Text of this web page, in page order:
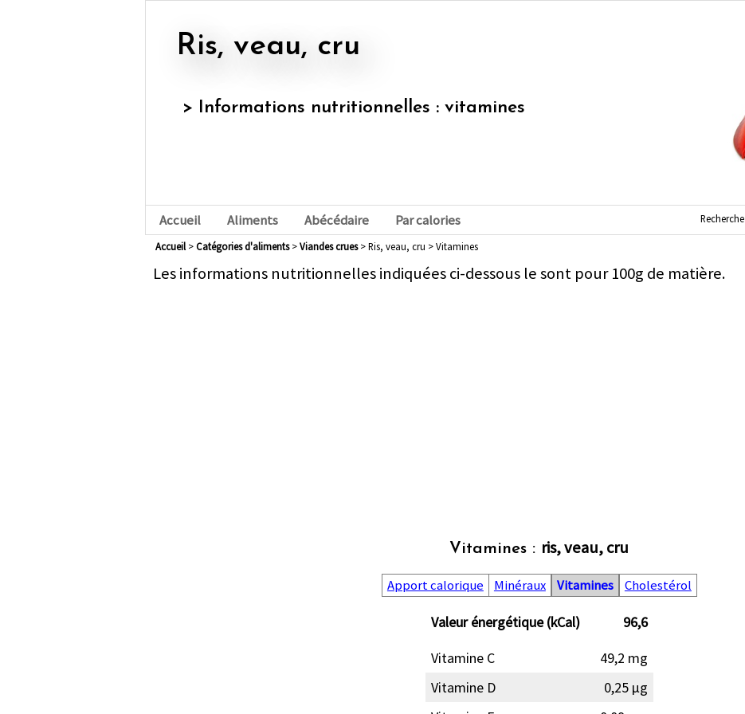
Ris, veau, cru
> Informations nutritionnelles : vitamines
Accueil Aliments Abécédaire Par calories Recherche
Accueil> Catégories d'aliments> viandes crues> Ris, veau, cru > Vitamines
Les informations nutritionnelles indiquées ci-dessous le sont pour 100g de matière.
Vitamines : ris, veau, cru
Apport calorique Minéraux Vitamines Cholestérol
Valeur énergétique (kCal)
96,6
Vitamine C
49,2 mg
Vitamine D
0,25 µg